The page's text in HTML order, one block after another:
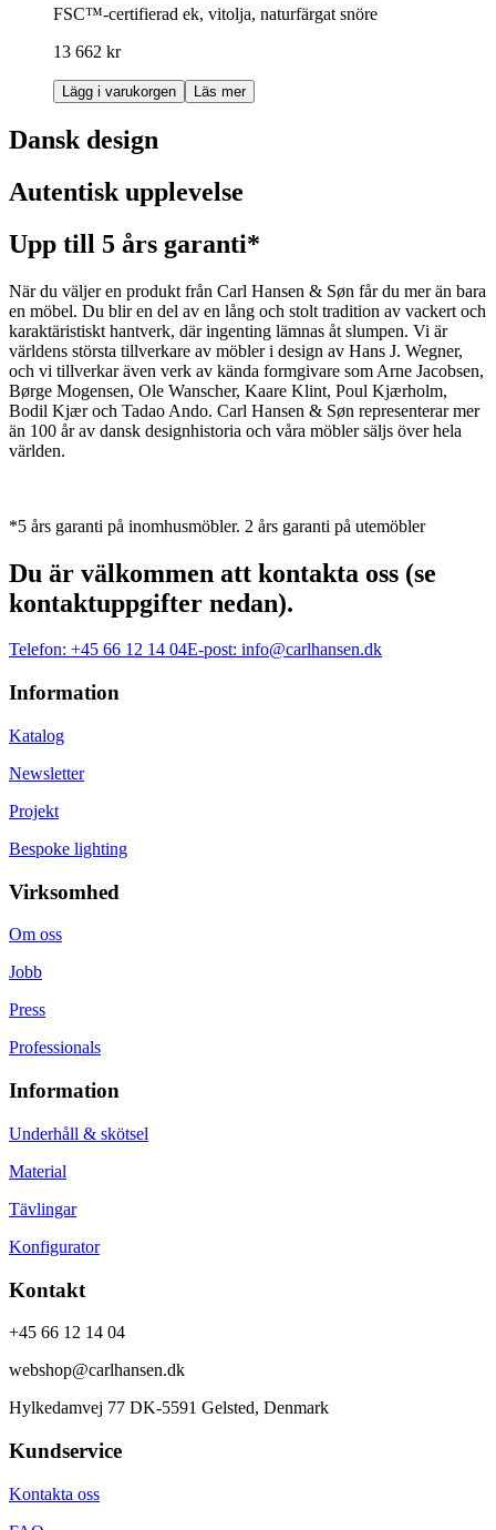
FSC™-certifierad ek, vitolja, naturfärgat snöre
13 662 kr
Lägg i varukorgen Läs mer
Dansk design
Autentisk upplevelse
Upp till 5 års garanti*
När du väljer en produkt från Carl Hansen & Søn får du mer än bara
en möbel. Du blir en del av en lång och stolt tradition av vackert och
karaktäristiskt hantverk, där ingenting lämnas åt slumpen. Vi är
världens största tillverkare av möbler i design av Hans J. Wegner,
och vi tillverkar även verk av kända formgivare som Arne Jacobsen,
Børge Mogensen, Ole Wanscher, Kaare Klint, Poul Kjærholm,
Bodil Kjær och Tadao Ando. Carl Hansen & Søn representerar mer
än 100 år av dansk designhistoria och våra möbler säljs över hela
världen.
*5 års garanti på inomhusmöbler. 2 års garanti på utemöbler
Du är välkommen att kontakta oss (se
kontaktuppgifter nedan).
Telefon: +45 66 12 14 04E-post: info@carlhansen.dk
Information
Katalog
Newsletter
Projekt
Bespoke lighting
Virksomhed
Om oss
Jobb
Press
Professionals
Information
Underhåll & skötsel
Material
Tävlingar
Konfigurator
Kontakt
+45 66 12 14 04
webshop@carlhansen.dk
Hylkedamvej 77 DK-5591 Gelsted, Denmark
Kundservice
Kontakta oss